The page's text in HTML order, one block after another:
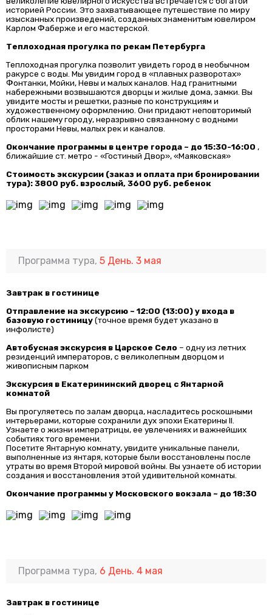
историей России. Это захватывающее путешествие по миру
изысканных произведений, созданных знаменитым ювелиром
Карлом Фаберже и его мастерской.
Теплоходная прогулка по рекам Петербурга
Теплоходная прогулка позволит увидеть город в необычном
ракурсе с воды. Мы увидим город в «плавных разворотах»
Фонтанки, Мойки, Невы и малых каналов. Над гранитными
набережными возвышаются дворцы и жилые дома, замки. Вы
увидите мосты и решетки, разные по конструкциям и
художественному оформлению. Они придают неповторимый
облик нашему городу, неразрывно связанному с водными
просторами Невы, малых рек и каналов.
Окончание программы в центре города ~ до 15:30-16:00 ,
ближайшие ст. метро - «Гостиный Двор», «Маяковская»
Стоимость экскурсии (заказ и оплата при бронировании
тура): 3800 руб. взрослый, 3600 руб. ребенок
Программа тура,5 День. 3 мая
Завтрак в гостинице
Отправление на экскурсию ~ 12:00 (13:00) у входа в
базовую гостиницу(точное время будет указано в
инфолисте)
Автобусная экскурсия в Царское Село – одну из летних
резиденций императоров, с великолепным дворцом и
живописным парком
Экскурсия в Екатерининский дворец с Янтарной
комнатой
Вы прогуляетесь по залам дворца, насладитесь роскошными
интерьерами, которые сохранили дух эпохи Екатерины II.
Узнаете о жизни императрицы, ее увлечениях и важнейших
событиях того времени.
Посетите Янтарную комнату, увидите уникальные панели,
выполненные из янтаря, которые были восстановлены после
утраты во время Второй мировой войны. Вы узнаете об истории
создания и восстановления этой удивительной комнаты.
Окончание программы у Московского вокзала ~ до 18:30
Программа тура, 6 День. 4 мая
Завтрак в гостинице